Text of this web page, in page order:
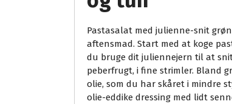
Pastasalat med julienne-snit
aftensmad. Start med at koge
du bruge dit juliennejern til at
peberfrugt, i fine strimler. Bland
olie, som du har skåret i mindre
olie-eddike dressing med lidt